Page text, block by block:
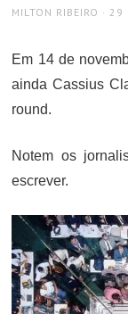
AUTHOR
MILTON RIBEIRO 29
Em 14 de
ainda Cassius
round.
Notem os
escrever.